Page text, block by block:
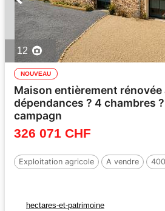
12
NOUVEAU
Maison entièrement rénovée
dépendances ? 4 chambres
campagn
326 071 CHF
Exploitation agricole A vendre
hectares-et-patrimoine